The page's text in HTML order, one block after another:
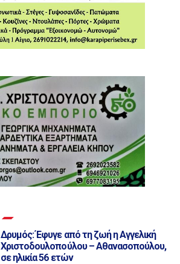
Δρυμός: Έφυγε από τη ζωή η Αγγελική
Χριστοδουλοπούλου – Αθανασοπούλου,
σε ηλικία 56 ετών